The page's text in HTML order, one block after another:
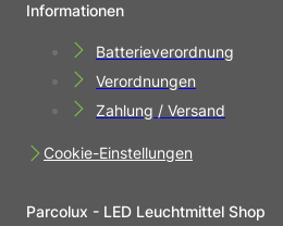
Informationen
Batterieverordnung
Verordnungen
Zahlung / Versand
Cookie-Einstellungen
Parcolux - LED Leuchtmittel Shop